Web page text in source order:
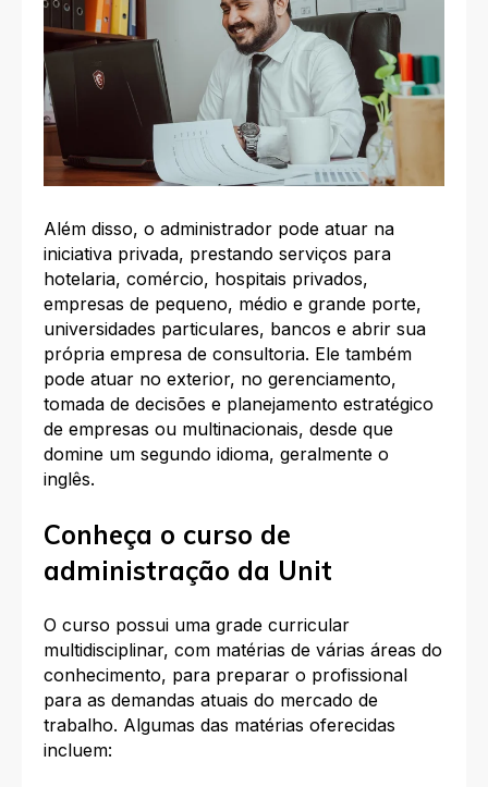
Além disso, o administrador pode atuar na
iniciativa privada, prestando serviços para
hotelaria, comércio, hospitais privados,
empresas de pequeno, médio e grande porte,
universidades particulares, bancos e abrir sua
própria empresa de consultoria. Ele também
pode atuar no exterior, no gerenciamento,
tomada de decisões e planejamento estratégico
de empresas ou multinacionais, desde que
domine um segundo idioma, geralmente o
inglês.
Conheça o curso de
administração da Unit
O curso possui uma grade curricular
multidisciplinar, com matérias de várias áreas do
conhecimento, para preparar o profissional
para as demandas atuais do mercado de
trabalho. Algumas das matérias oferecidas
incluem: